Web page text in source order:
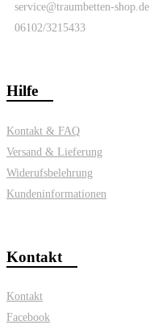
service@traumbetten-shop.de
06102/3215433
Hilfe
Kontakt & FAQ
Versand & Lieferung
Widerufsbelehrung
Kundeninformationen
Kontakt
Kontakt
Facebook